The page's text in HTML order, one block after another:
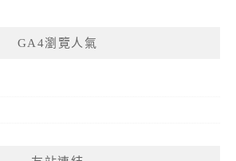
GA4瀏覽人氣